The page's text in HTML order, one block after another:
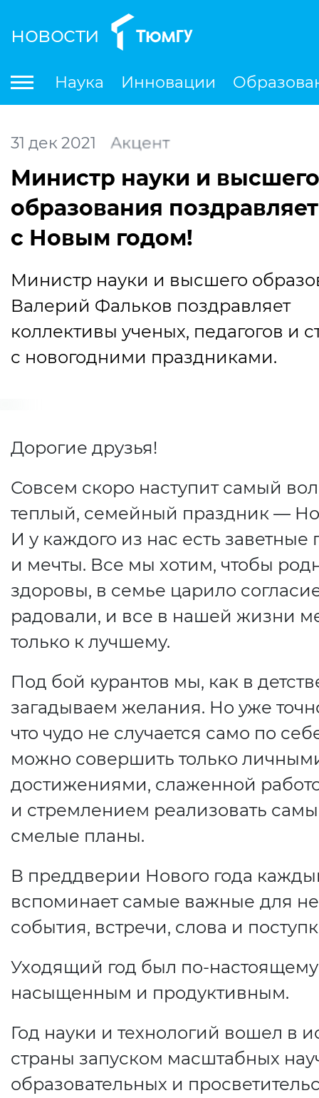
новости
Наука Инновации
Международная деятельность
Министр науки и высшего
образования поздравляет
с Новым годом!
Министр науки и высшего
Валерий Фальков поздравляет
коллективы ученых, педагогов и
с новогодними праздниками.
2021
дек
31 Акцент
Дорогие друзья!
Совсем скоро наступит самый
теплый, семейный праздник —
И у каждого из нас есть заветные
и мечты. Все мы хотим, чтобы
здоровы, в семье царило
радовали, и все в нашей жизни
только к лучшему.
Под бой курантов мы, как в
загадываем желания. Но уже
что чудо не случается само по
можно совершить только
достижениями, слаженной
и стремлением реализовать
смелые планы.
В преддверии Нового года
вспоминает самые важные для
события, встречи, слова и
Уходящий год был по-настоящему
насыщенным и продуктивным.
Год науки и технологий вошел в
страны запуском масштабных
образовательных и